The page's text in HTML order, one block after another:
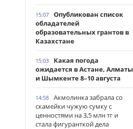
15:07
Опубликован список
обладателей
образовательных грантов в
Казахстане
15:03
Какая погода
ожидается в Астане, Алматы
и Шымкенте 8–10 августа
14:58
Акмолинка забрала со
скамейки чужую сумку с
ценностями на 3,5 млн тг и
стала фигуранткой дела